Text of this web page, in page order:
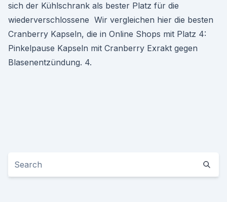
sich der Kühlschrank als bester Platz für die
wiederverschlossene Wir vergleichen hier die besten
Cranberry Kapseln, die in Online Shops mit Platz 4:
Pinkelpause Kapseln mit Cranberry Exrakt gegen
Blasenentzündung. 4.